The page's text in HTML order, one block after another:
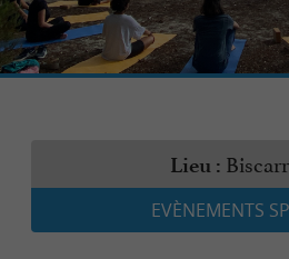
Lieu :
EVÈNEMENTS